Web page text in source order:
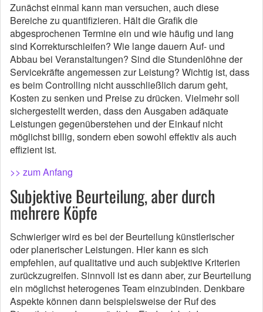
Zunächst einmal kann man versuchen, auch diese
Bereiche zu quantifizieren. Hält die Grafik die
abgesprochenen Termine ein und wie häufig und lang
sind Korrekturschleifen? Wie lange dauern Auf- und
Abbau bei Veranstaltungen? Sind die Stundenlöhne der
Servicekräfte angemessen zur Leistung? Wichtig ist, dass
es beim Controlling nicht ausschließlich darum geht,
Kosten zu senken und Preise zu drücken. Vielmehr soll
sichergestellt werden, dass den Ausgaben adäquate
Leistungen gegenüberstehen und der Einkauf nicht
möglichst billig, sondern eben sowohl effektiv als auch
effizient ist.
>> zum Anfang
Subjektive Beurteilung, aber durch
mehrere Köpfe
Schwieriger wird es bei der Beurteilung künstlerischer
oder planerischer Leistungen. Hier kann es sich
empfehlen, auf qualitative und auch subjektive Kriterien
zurückzugreifen. Sinnvoll ist es dann aber, zur Beurteilung
ein möglichst heterogenes Team einzubinden. Denkbare
Aspekte können dann beispielsweise der Ruf des